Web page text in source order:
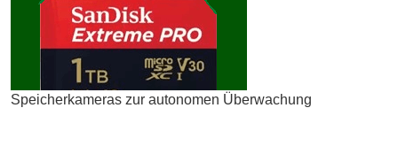
Speicherkameras zur autonomen Überwachung